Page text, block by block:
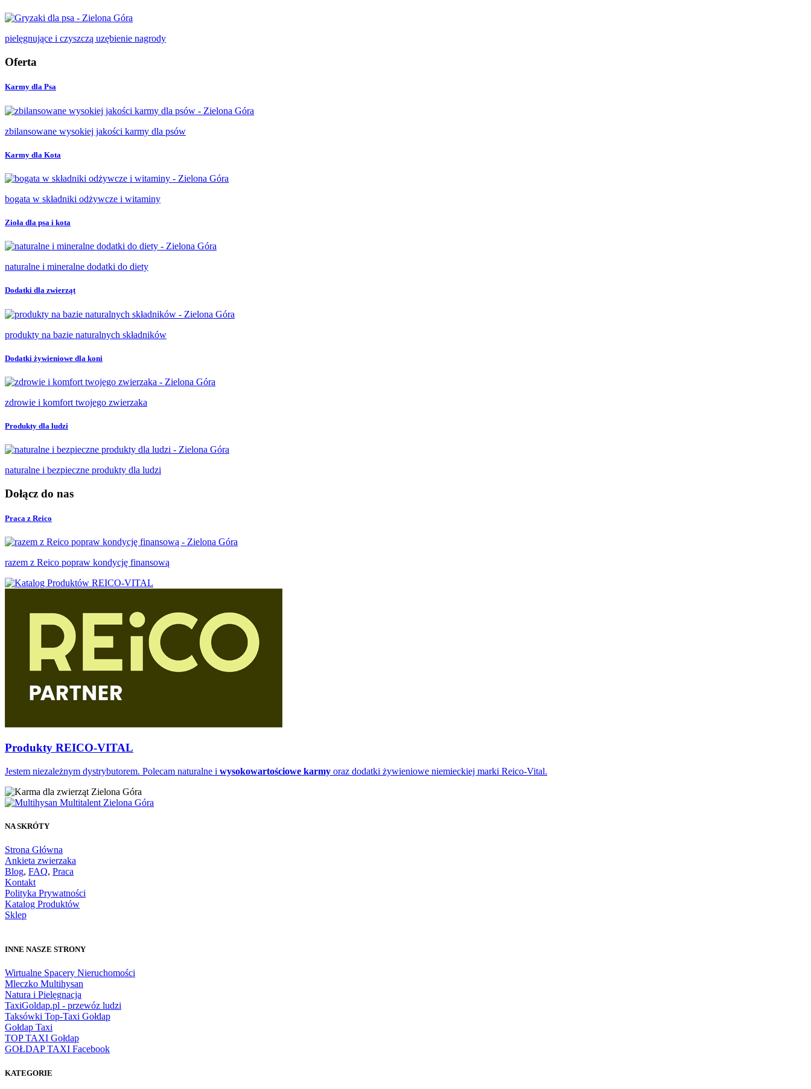
pielęgnujące i czyszczą uzębienie nagrody
Oferta
Karmy dla Psa
zbilansowane wysokiej jakości karmy dla psów
Karmy dla Kota
bogata w składniki odżywcze i witaminy
Zioła dla psa i kota
naturalne i mineralne dodatki do diety
Dodatki dla zwierząt
produkty na bazie naturalnych składników
Dodatki żywieniowe dla koni
zdrowie i komfort twojego zwierzaka
Produkty dla ludzi
naturalne i bezpieczne produkty dla ludzi
Dołącz do nas
Praca z Reico
razem z Reico popraw kondycję finansową
Produkty REICO-VITAL
Jestem niezależnym dystrybutorem. Polecam naturalne i wysokowartościowe karmy oraz dodatki żywieniowe niemieckiej marki Reico-Vital.
NA SKRÓTY
Strona Główna
Ankieta zwierzaka
Blog, FAQ, Praca
Kontakt
Polityka Prywatności
Katalog Produktów
Sklep
INNE NASZE STRONY
Wirtualne Spacery Nieruchomości
Mleczko Multihysan
Natura i Pielęgnacja
TaxiGoldap.pl - przewóz ludzi
Taksówki Top-Taxi Gołdap
Gołdap Taxi
TOP TAXI Gołdap
GOŁDAP TAXI Facebook
KATEGORIE